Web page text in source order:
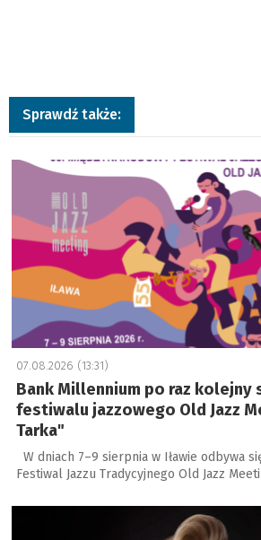
Sprawdź także:
a
07.08.2026 (13:31)
Bank Millennium po raz kolejny
festiwalu jazzowego Old Jazz
Tarka"
W dniach 7–9 sierpnia w Iławie odbywa
Festiwal Jazzu Tradycyjnego Old Jazz
a